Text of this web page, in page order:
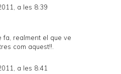
a les 8:39
fa, realment el que ve
com aquest!!.
a les 8:41